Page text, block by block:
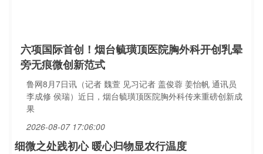
六项国际首创！烟台毓璜顶医院胸外科开创乳晕
旁无痕微创新范式
鲁网8月7日讯（记者 魏萱 见习记者 盖俊蓉 姜怡帆 通讯员
李成修 侯瑞）近日，烟台毓璜顶医院胸外科传来重磅创新成
果
2026-08-07 17:06:00
细微之处践初心 暖心归物显农行温度